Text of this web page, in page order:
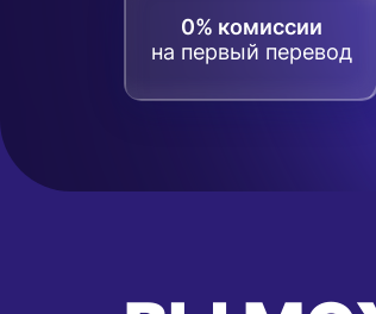
0% комиссии
на первый перевод